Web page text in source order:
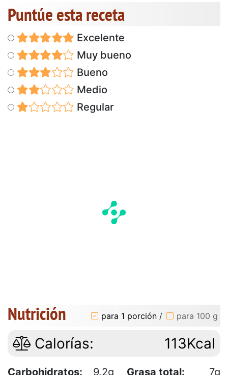
Puntúe esta receta
Excelente
Muy bueno
Bueno
Medio
Regular
Nutrición para 1 porción / para 100 g
Calorías: 113Kcal
Carbohidratos: 9.2g Grasa total:
7g